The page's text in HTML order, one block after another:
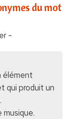
du mot
-
élément
qui produit un
musique.